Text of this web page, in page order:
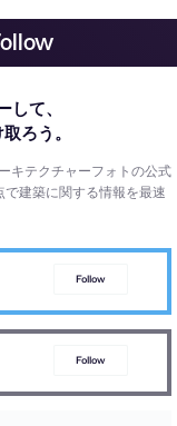
て、
ろう。
キテクチャーフォトの公式
建築に関する情報を最速
Follow
Follow